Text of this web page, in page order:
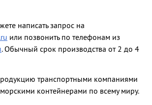
написать запрос на
или позвонить по телефонам из
. Обычный срок производства от 2 до 4
транспортными компаниями
контейнерами по всему миру.